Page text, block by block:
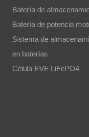
Batería de
Batería de potencia
Sistema de
en baterías
Célula EVE LiFePO4